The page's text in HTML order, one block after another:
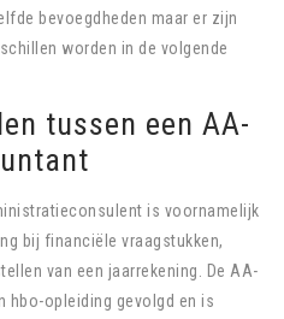
bevoegdheden maar er zijn
worden in de volgende
tussen een AA-
is voornamelijk
bij financiële vraagstukken,
van een jaarrekening. De AA-
hbo-opleiding gevolgd en is